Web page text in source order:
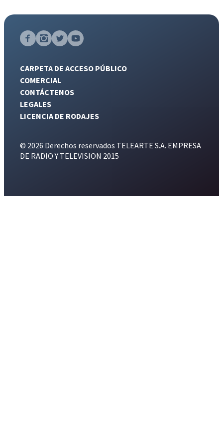
CARPETA DE ACCESO PÚBLICO
COMERCIAL
CONTÁCTENOS
LEGALES
LICENCIA DE RODAJES
© 2026 Derechos reservados TELEARTE S.A. EMPRESA
DE RADIO Y TELEVISION 2015